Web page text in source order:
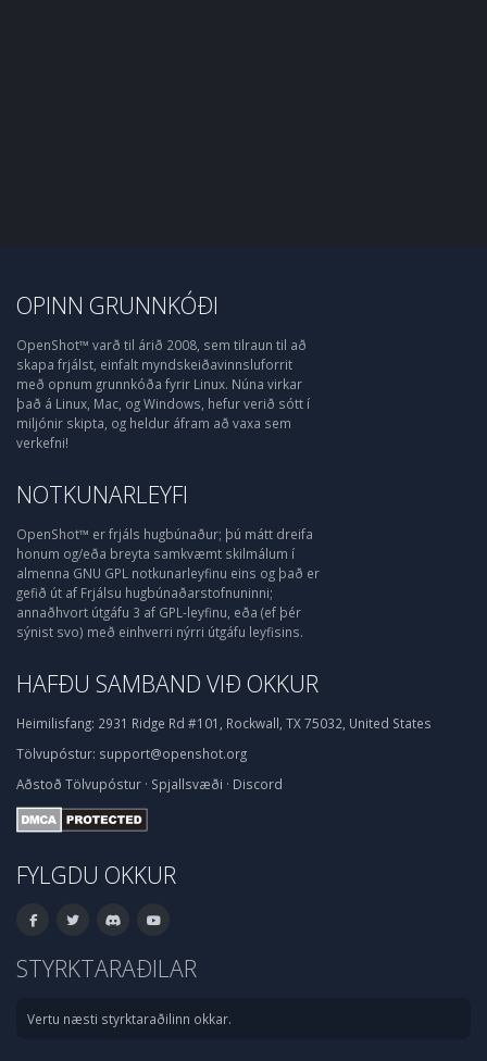
OPINN GRUNNKÓÐI
OpenShot™ varð til árið 2008, sem tilraun til að
skapa frjálst, einfalt myndskeiðavinnsluforrit
með opnum grunnkóða fyrir Linux. Núna virkar
það á Linux, Mac, og Windows, hefur verið sótt í
miljónir skipta, og heldur áfram að vaxa sem
verkefni!
NOTKUNARLEYFI
OpenShot™ er frjáls hugbúnaður; þú mátt dreifa
honum og/eða breyta samkvæmt skilmálum í
almenna GNU GPL notkunarleyfinu eins og það er
gefið út af Frjálsu hugbúnaðarstofnuninni;
annaðhvort útgáfu 3 af GPL-leyfinu, eða (ef þér
sýnist svo) með einhverri nýrri útgáfu leyfisins.
HAFÐU SAMBAND VIÐ OKKUR
Heimilisfang: 2931 Ridge Rd #101, Rockwall, TX 75032, United States
Tölvupóstur: support@openshot.org
Aðstoð Tölvupóstur · Spjallsvæði · Discord
FYLGDU OKKUR
STYRKTARAÐILAR
Vertu næsti styrktaraðilinn okkar.